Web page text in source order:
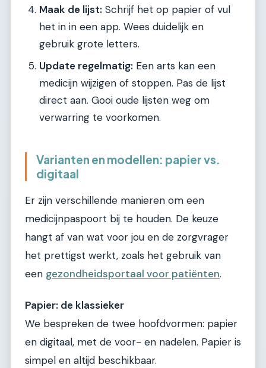
Maak de lijst: Schrijf het op papier of vul
het in in een app. Wees duidelijk en
gebruik grote letters.
Update regelmatig: Een arts kan een
medicijn wijzigen of stoppen. Pas de lijst
direct aan. Gooi oude lijsten weg om
verwarring te voorkomen.
Varianten en modellen: papier vs.
digitaal
Er zijn verschillende manieren om een
medicijnpaspoort bij te houden. De keuze
hangt af van wat voor jou en de zorgvrager
het prettigst werkt, zoals het gebruik van
een gezondheidsportaal voor patiënten.
Papier: de klassieker
We bespreken de twee hoofdvormen: papier
en digitaal, met de voor- en nadelen. Papier is
simpel en altijd beschikbaar.